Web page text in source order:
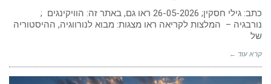
כתב: גילי חסקין; 26-05-2026 ראו גם, באתר זה: הוויקינגים ;
נורבגיה – המלצות לקריאה ראו מצגות: מבוא לנורווגיה, ההיסטוריה
של
קרא עוד ←